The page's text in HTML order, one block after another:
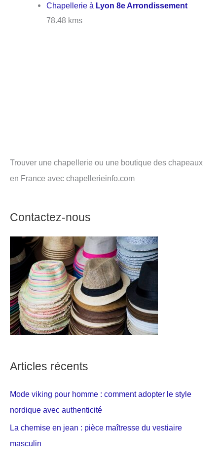
Chapellerie à Lyon 8e Arrondissement
78.48 kms
Trouver une chapellerie ou une boutique des chapeaux
en France avec chapellerieinfo.com
Contactez-nous
Articles récents
Mode viking pour homme : comment adopter le style
nordique avec authenticité
La chemise en jean : pièce maîtresse du vestiaire
masculin